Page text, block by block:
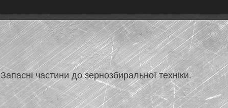
Запасні частини до зернозбиральної техніки.